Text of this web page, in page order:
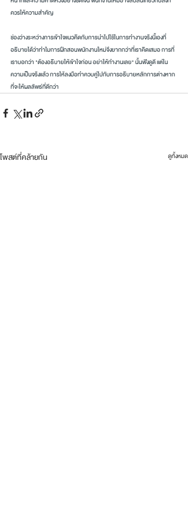
ควรให้ความสำคัญ
ช่องว่างระหว่างการเข้าใจแนวคิดกับการนำไปใช้ในการทำงานจริงนี้เองที่
อธิบายได้ว่าทำไมการฝึกสอนพนักงานใหม่จึงยากกว่าที่เราคิดเสมอ การที่
เราบอกว่า "ต้องอธิบายให้เข้าใจก่อน อย่าให้ทำงานเลย" นั้นฟังดูดี แต่ใน
ความเป็นจริงแล้ว การให้ลงมือทำควบคู่ไปกับการอธิบายหลักการต่างหาก
ที่จะให้ผลลัพธ์ที่ดีกว่า
โพสต์ที่คล้ายกัน ดูทั้งหมด